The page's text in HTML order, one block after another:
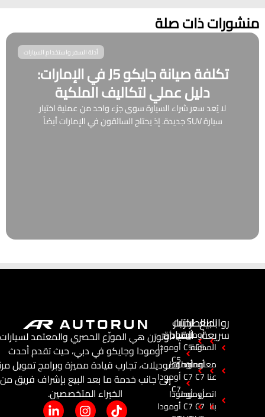
منشورات ذات صلة
أدلة السفر واستخدام السيارات
تكلفة صيانة جايكو J5 في الإمارات:
دليل عملي لتكاليف الملكية
لا يُعد سعر شراء السيارة سوى جزء واحد من عملية اختيار
سيارة SUV جديدة. إذ يحتاج السائقون في الإمارات أيضاً
أوتورَن هي الموزّع الحصري والمعتمد
أومودا وجايكو في دبي، حيث تقدم أحدث
الموديلات، تجارب قيادة مميزة وبرامج تمويل
إلى جانب خدمة ما بعد البيع بإشراف فريق من
الخبراء المتخصصين.
روابط
سريعة
المدونة
معلومات
عنا
اتصل
بنا
البيع
أومودا
C5
أومودا
C7
أومودا
C7
الطرازات
أومودا
C5
أومودا
C7
أومودا
C7
اختبار
القيادة
أومودا
C5
أومودا
C7
أومودا